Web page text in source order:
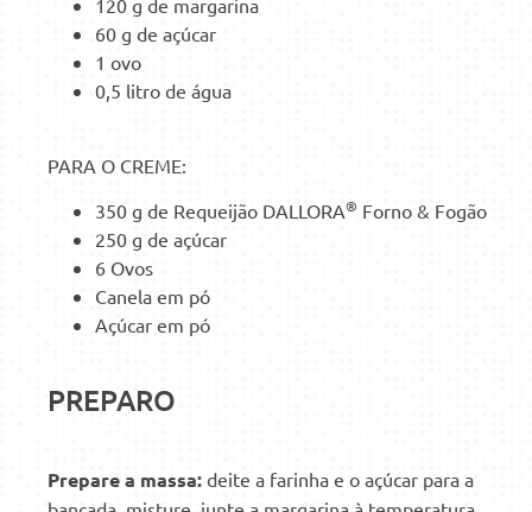
120 g de margarina
60 g de açúcar
1 ovo
0,5 litro de água
PARA O CREME:
350 g de Requeijão DALLORA® Forno & Fogão
250 g de açúcar
6 Ovos
Canela em pó
Açúcar em pó
PREPARO
Prepare a massa: deite a farinha e o açúcar para a